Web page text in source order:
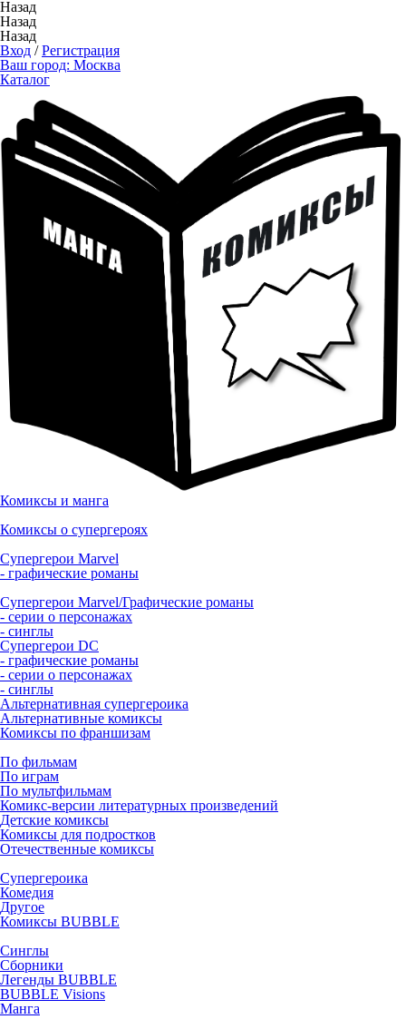
Назад
Назад
Назад
Вход /Регистрация
Ваш город: Москва
Каталог
Комиксы и манга
Комиксы о супергероях
Супергерои Marvel
- графические романы
Супергерои Marvel/Графические романы
- серии о персонажах
- синглы
Супергерои DC
- графические романы
- серии о персонажах
- синглы
Альтернативная супергероика
Альтернативные комиксы
Комиксы по франшизам
По фильмам
По играм
По мультфильмам
Комикс-версии литературных произведений
Детские комиксы
Комиксы для подростков
Отечественные комиксы
Супергероика
Комедия
Другое
Комиксы BUBBLE
Синглы
Сборники
Легенды BUBBLE
BUBBLE Visions
Манга